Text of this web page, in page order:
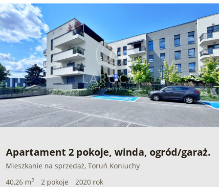
Apartament 2 pokoje, winda, ogród/garaż.
Mieszkanie na sprzedaż, Toruń Koniuchy
40,26 m2 2 pokoje 2020 rok